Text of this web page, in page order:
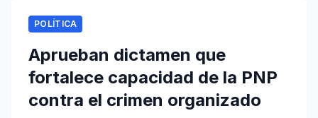
POLÍTICA
Aprueban dictamen que
fortalece capacidad de la PNP
contra el crimen organizado